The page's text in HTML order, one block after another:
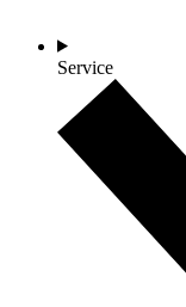
Service